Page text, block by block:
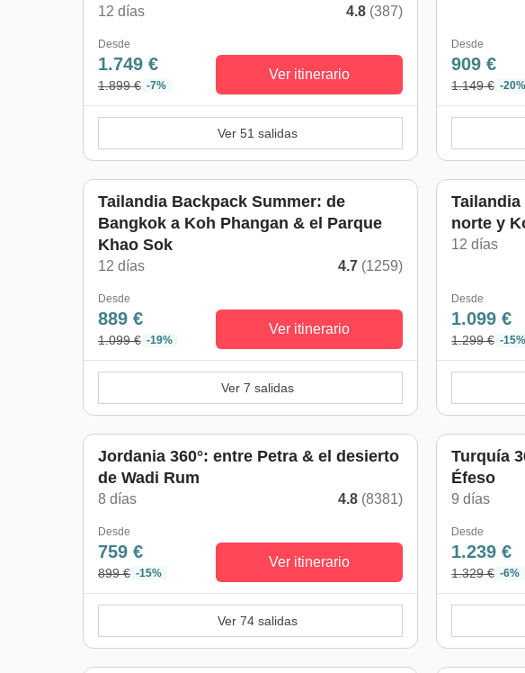
12 días 4.8 (387)
Desde
1.749 €
1.899 € -7%
Ver itinerario
Ver 51 salidas
Desde
909 €
1.149 € -20%
Tailandia Backpack Summer: de
Bangkok a Koh Phangan & el Parque
Khao Sok
12 días 4.7 (1259)
Desde
889 €
1.099 € -19%
Ver itinerario
Ver 7 salidas
De mayo a
Tailandia
norte y
12 días
Desde
1.099 €
1.299 € -15%
Jordania 360°: entre Petra & el desierto
de Wadi Rum
8 días 4.8 (8381)
Desde
759 €
899 € -15%
Ver itinerario
Ver 74 salidas
Turquía
Éfeso
9 días
Desde
1.239 €
1.329 € -6%